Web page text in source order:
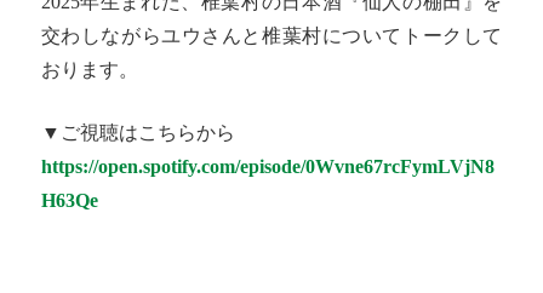
交わしながらユウさんと椎葉村についてトークして
おります。
▼ご視聴はこちらから
https://open.spotify.com/episode/0Wvne67rcFymLVjN8
H63Qe